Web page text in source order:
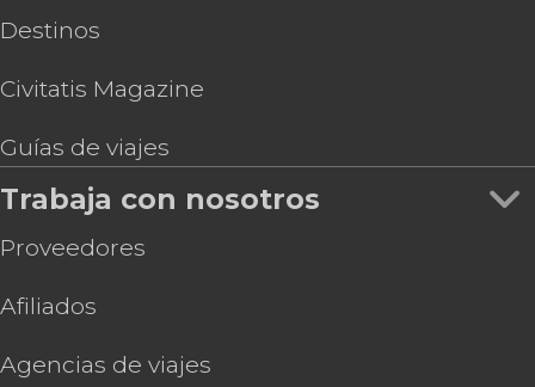
Destinos
Civitatis Magazine
Guías de viajes
Trabaja con nosotros
Proveedores
Afiliados
Agencias de viajes